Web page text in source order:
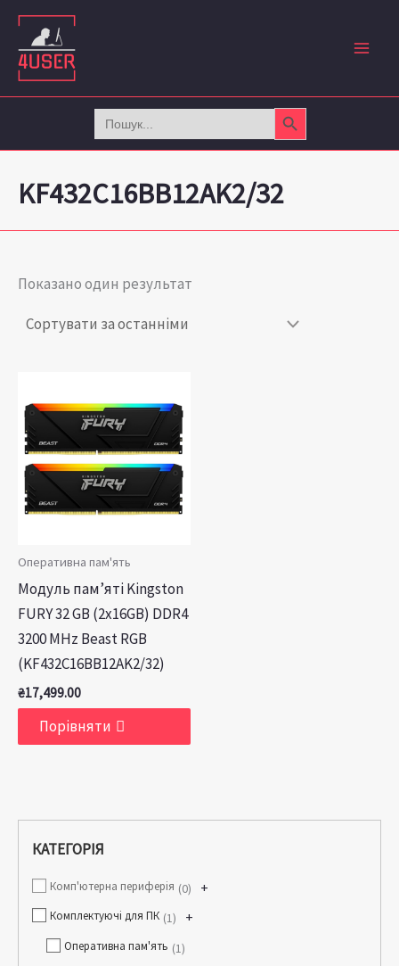
Перейти
вмісту
Search
for:
Search Button
КАТЕГОРІЯ
Комп'ютерна периферія +
0
Комплектуючі для ПК +
1
Оперативна пам'ять 1
KF432C16BB12AK2/32
Показано один результат
Оперативна пам'ять
Модуль пам’яті Kingston
FURY 32 GB (2x16GB) DDR4
3200 MHz Beast RGB
(KF432C16BB12AK2/32)
₴17,499.00
Порівняти